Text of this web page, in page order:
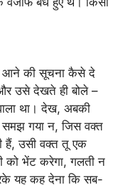
आने की सूचना कैसे दे
उसे देखते ही बोले –
था। देख, अबकी
समझ गया न, जिस वक्त
हैं, उसी वक्त तू एक
को भेंट करेगा, गलती न
यह कह देना कि सब-